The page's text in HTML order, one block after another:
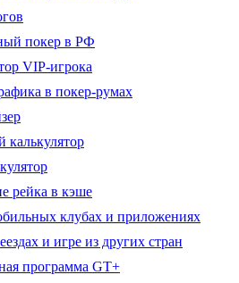
покер в РФ
VIP-игрока
в покер-румах
калькулятор
рейка в кэше
клубах и приложениях
и игре из других стран
программа GT+